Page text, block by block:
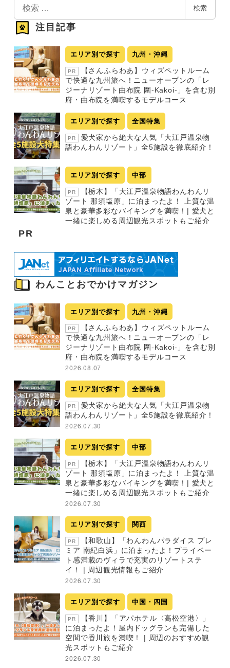
索
検索
注目記事
エリア別で探す 九州・沖縄
PR
【さんふらわあ】ウィズペットルーム
で快適な九州旅へ！ニューオープンの「レ
ジーナリゾート由布院 圍-Kakoi-」を含む別
府・由布院を満喫するモデルコース
エリア別で探す 全国特集
PR
愛犬家から絶大な人気「大江戸温泉物
語わんわんリゾート」全5施設を徹底紹介！
エリア別で探す 中部
PR
【栃木】「大江戸温泉物語わんわんリ
ゾート 那須塩原」に泊まったよ！ 上質な温
泉と豪華多彩なバイキングを満喫！| 愛犬と
一緒に楽しめる周辺観光スポットもご紹介
PR
わんことおでかけマガジン
エリア別で探す 九州・沖縄
PR
【さんふらわあ】ウィズペットルーム
で快適な九州旅へ！ニューオープンの「レ
ジーナリゾート由布院 圍-Kakoi-」を含む別
府・由布院を満喫するモデルコース
2026.08.07
エリア別で探す 全国特集
PR
愛犬家から絶大な人気「大江戸温泉物
語わんわんリゾート」全5施設を徹底紹介！
2026.07.30
エリア別で探す 中部
PR
【栃木】「大江戸温泉物語わんわんリ
ゾート 那須塩原」に泊まったよ！ 上質な温
泉と豪華多彩なバイキングを満喫！| 愛犬と
一緒に楽しめる周辺観光スポットもご紹介
2026.07.30
エリア別で探す 関西
PR
【和歌山】「わんわんパラダイス プレ
ミア 南紀白浜」に泊まったよ！プライベー
ト感満載のヴィラで充実のリゾートステ
イ！ | 周辺観光情報もご紹介
2026.07.30
エリア別で探す 中国・四国
PR
【香川】「アパホテル〈高松空港〉」
に泊まったよ！屋内ドッグランも完備した
空間で香川旅を満喫！ | 周辺のおすすめ観
光スポットもご紹介
2026.07.30